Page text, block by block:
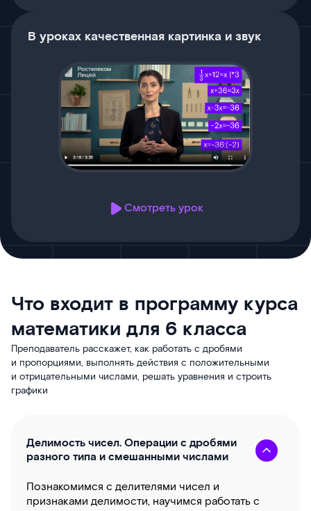
В уроках качественная картинка и звук
Смотреть урок
Что входит в программу курса
математики для 6 класса
Преподаватель расскажет, как работать с дробями
и пропорциями, выполнять действия с положительными
и отрицательными числами, решать уравнения и строить
графики
Делимость чисел. Операции с дробями
разного типа и смешанными числами
Познакомимся с делителями чисел и
признаками делимости, научимся работать с